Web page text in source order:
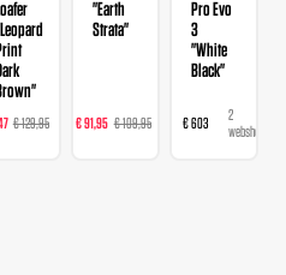
€ 129,95
webshops
"Earth
Strata"
€ 91,95 € 109,95
webshops
Pro Evo
3
"White
Black"
€ 603
2
webshops